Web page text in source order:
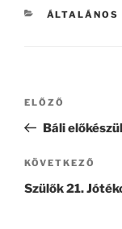
KATEGÓRIÁK
ÁLTALÁNOS
Bejegyzés
Korábbi
bejegyzés
ELŐZŐ
Báli
Következő
bejegyzés
KÖVETKEZŐ
Szülők 21.